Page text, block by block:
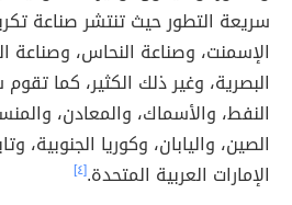
سريعة التطور حيث تنتشر صناعة
الإسمنت، وصناعة النحاس، وصناعة
البصرية، وغير ذلك الكثير، كما
النفط، والأسماك، والمعادن،
الصين، واليابان، وكوريا الجنوبية،
الإمارات العربية المتحدة.[٤]